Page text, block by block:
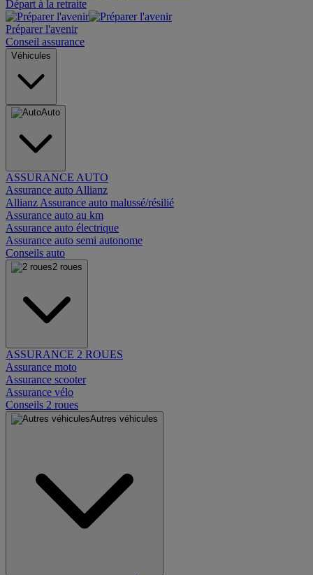
Départ à la retraite
Préparer l'avenir
Conseil assurance
Véhicules
Auto
ASSURANCE AUTO
Assurance auto Allianz
Allianz Assurance auto malussé/résilié
Assurance auto au km
Assurance auto électrique
Assurance auto semi autonome
Conseils auto
2 roues
ASSURANCE 2 ROUES
Assurance moto
Assurance scooter
Assurance vélo
Conseils 2 roues
Autres véhicules